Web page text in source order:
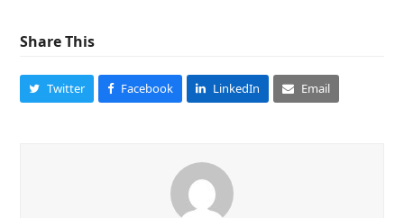
Share This
Twitter Facebook LinkedIn Email